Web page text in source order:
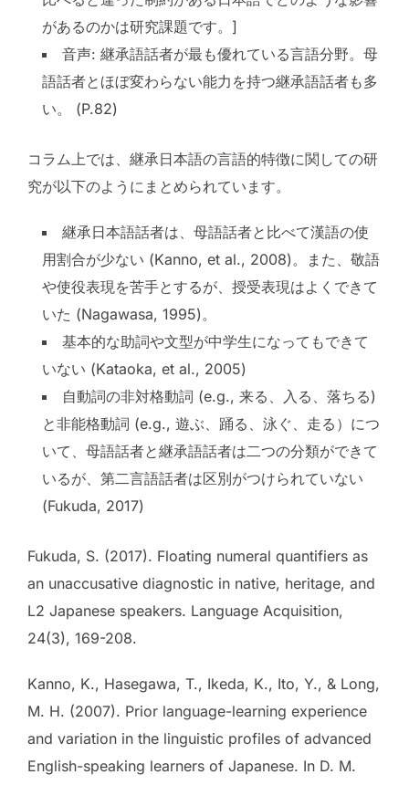
があるのかは研究課題です。]
音声: 継承語話者が最も優れている言語分野。母
語話者とほぼ変わらない能力を持つ継承語話者も多
い。 (P.82)
コラム上では、継承日本語の言語的特徴に関しての研
究が以下のようにまとめられています。
継承日本語話者は、母語話者と比べて漢語の使
用割合が少ない (Kanno, et al., 2008)。また、敬語
や使役表現を苦手とするが、授受表現はよくできて
いた (Nagawasa, 1995)。
基本的な助詞や文型が中学生になってもできて
いない (Kataoka, et al., 2005)
自動詞の非対格動詞 (e.g., 来る、入る、落ちる)
と非能格動詞 (e.g., 遊ぶ、踊る、泳ぐ、走る）につ
いて、母語話者と継承語話者は二つの分類ができて
いるが、第二言語話者は区別がつけられていない
(Fukuda, 2017)
Fukuda, S. (2017). Floating numeral quantifiers as
an unaccusative diagnostic in native, heritage, and
L2 Japanese speakers. Language Acquisition,
24(3), 169-208.
Kanno, K., Hasegawa, T., Ikeda, K., Ito, Y., & Long,
M. H. (2007). Prior language-learning experience
and variation in the linguistic profiles of advanced
English-speaking learners of Japanese. In D. M.